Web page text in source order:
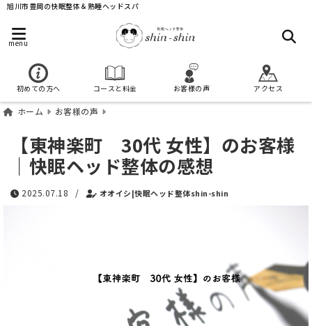
旭川市豊岡の快眠整体＆熟睡ヘッドスパ
menu
初めての方へ コースと料金 お客様の声 アクセス
ホーム お客様の声
【東神楽町 30代 女性】のお客様
｜快眠ヘッド整体の感想
2025.07.18 / オオイシ|快眠ヘッド整体shin-shin